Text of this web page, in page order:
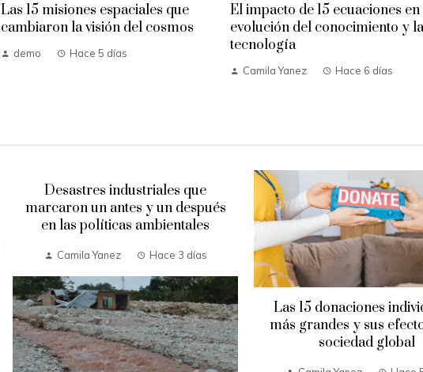
Las 15 misiones espaciales que
cambiaron la visión del cosmos
demo Hace 5 días
El impacto de 15 ecuaciones en
evolución del conocimiento y la
tecnología
Camila Yanez Hace 6 días
Desastres industriales que
marcaron un antes y un después
en las políticas ambientales
Camila Yanez Hace 3 días
Las 15 donaciones
más grandes y sus
sociedad global